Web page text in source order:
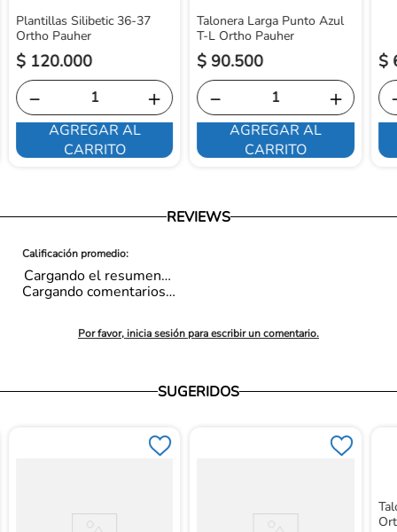
Plantillas Silibetic 36-37
Ortho Pauher
$ 120.000
＋
－
AGREGAR AL
CARRITO
Talonera Larga Punto Azul
T-L Ortho Pauher
$ 90.500
＋
－
AGREGAR AL
CARRITO
$
REVIEWS
Cargando el resumen…
Por favor, inicia sesión para escribir un comentario.
Cargando comentarios…
SUGERIDOS